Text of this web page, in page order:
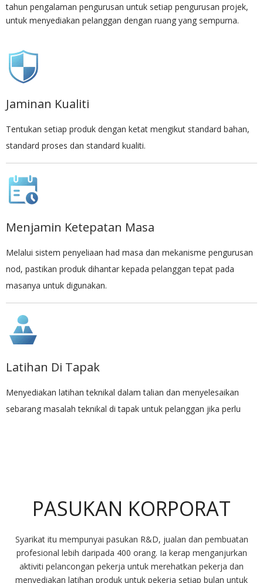
tahun pengalaman pengurusan untuk setiap pengurusan projek,
untuk menyediakan pelanggan dengan ruang yang sempurna.
Jaminan Kualiti
Tentukan setiap produk dengan ketat mengikut standard bahan,
standard proses dan standard kualiti.
Menjamin Ketepatan Masa
Melalui sistem penyeliaan had masa dan mekanisme pengurusan
nod, pastikan produk dihantar kepada pelanggan tepat pada
masanya untuk digunakan.
Latihan Di Tapak
Menyediakan latihan teknikal dalam talian dan menyelesaikan
sebarang masalah teknikal di tapak untuk pelanggan jika perlu
PASUKAN KORPORAT
Syarikat itu mempunyai pasukan R&D, jualan dan pembuatan
profesional lebih daripada 400 orang. Ia kerap menganjurkan
aktiviti pelancongan pekerja untuk merehatkan pekerja dan
menyediakan latihan produk untuk pekerja setiap bulan untuk